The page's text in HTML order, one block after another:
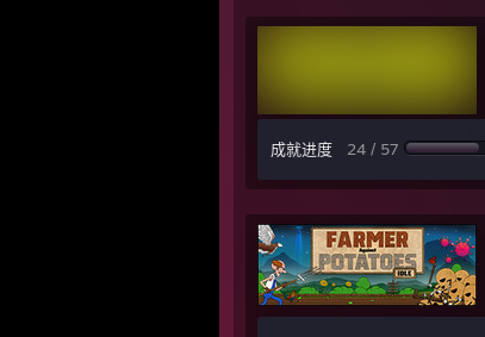
成就进度 24 / 57